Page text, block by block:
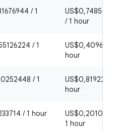
/ 1
/ 1 hour
/ 1
US$0,4096136
hour
/ 1
US$0,8192272
hour
/ 1 hour
1 hour